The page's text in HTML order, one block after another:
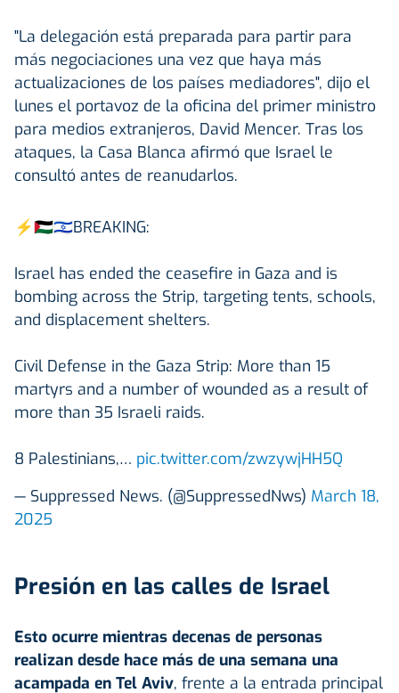
"La delegación está preparada para partir para
más negociaciones una vez que haya más
actualizaciones de los países mediadores", dijo el
lunes el portavoz de la oficina del primer ministro
para medios extranjeros, David Mencer. Tras los
ataques, la Casa Blanca afirmó que Israel le
consultó antes de reanudarlos.
⚡️🇵🇸🇮🇱BREAKING:
Israel has ended the ceasefire in Gaza and is
bombing across the Strip, targeting tents, schools,
and displacement shelters.
Civil Defense in the Gaza Strip: More than 15
martyrs and a number of wounded as a result of
more than 35 Israeli raids.
8 Palestinians,… pic.twitter.com/zwzywjHH5Q
— Suppressed News. (@SuppressedNws) March 18,
2025
Presión en las calles de Israel
Esto ocurre mientras decenas de personas
realizan desde hace más de una semana una
acampada en Tel Aviv, frente a la entrada principal